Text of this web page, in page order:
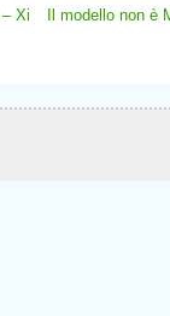
Xi Il modello non è